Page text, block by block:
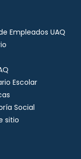
Empleados UAQ
Escolar
Social
sitio